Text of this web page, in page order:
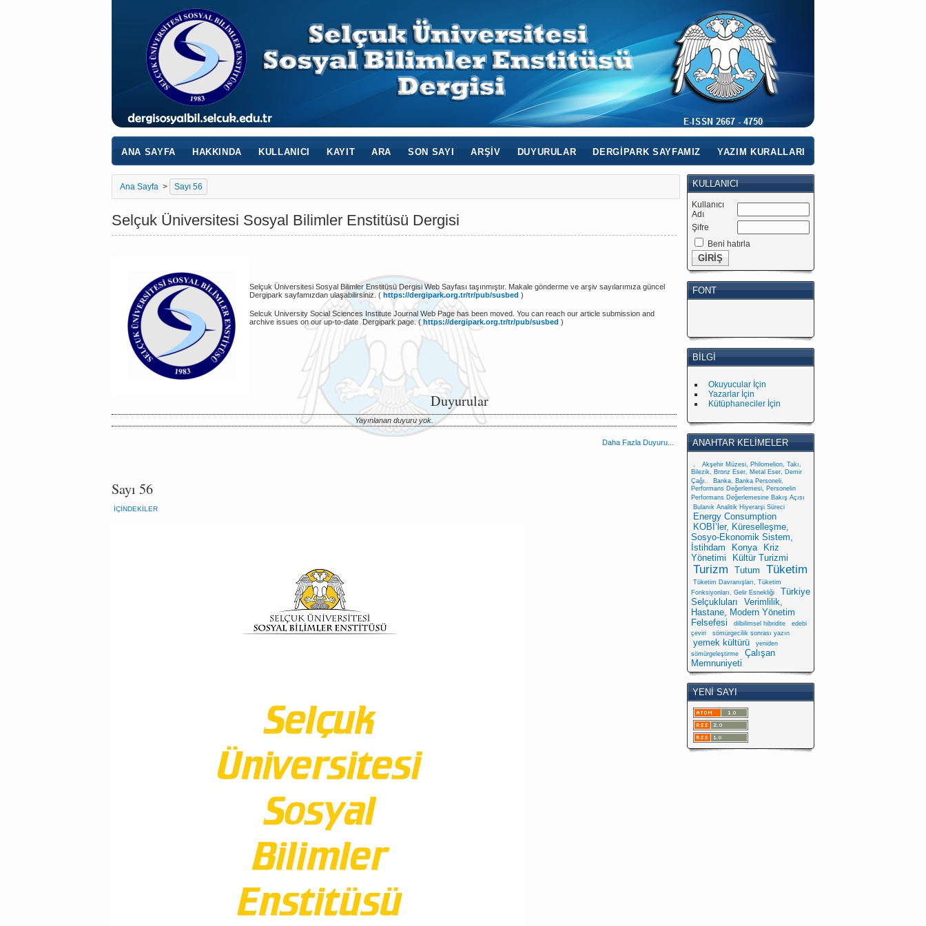
KULLANICI
Kullanıcı
Adı
Şifre
Beni hatırla
FONT
BILGI
Okuyucular İçin
Yazarlar İçin
Kütüphaneciler İçin
ANAHTAR KELIMELER
.
Akşehir Müzesi, Philomelion, Takı,
Bilezik, Bronz Eser, Metal Eser, Demir
Çağı.
Banka, Banka Personeli,
Performans Değerlemesi, Personelin
Performans Değerlemesine Bakış Açısı
Bulanık Analitik Hiyerarşi Süreci
Energy Consumption
KOBİ’ler, Küreselleşme,
Sosyo-Ekonomik Sistem,
İstihdam
Konya
Kriz
Yönetimi
Kültür Turizmi
Turizm Tutum Tüketim
Tüketim Davranışları, Tüketim
Fonksiyonları, Gelir Esnekliği
Türkiye
Selçukluları
Verimlilik,
Hastane, Modern Yönetim
Felsefesi
dilbilimsel hibridite
edebi
çeviri
sömürgecilik sonrası yazın
yemek kültürü
yeniden
sömürgeleştirme
Çalışan
Memnuniyeti
YENI SAYI
ANA SAYFA HAKKINDA KULLANICI KAYIT ARA SON SAYI ARŞIV DUYURULAR DERGIPARK SAYFAMIZ YAZIM KURALLARI
Ana Sayfa > Sayı 56
Selçuk Üniversitesi Sosyal Bilimler Enstitüsü Dergisi
Selçuk Üniversitesi Sosyal Bilimler Enstitüsü Dergisi Web Sayfası taşınmıştır. Makale gönderme ve arşiv sayılarımıza güncel
Dergipark sayfamızdan ulaşabilirsiniz. ( https://dergipark.org.tr/tr/pub/susbed )
Selcuk University Social Sciences Institute Journal Web Page has been moved. You can reach our article submission and
archive issues on our up-to-date Dergipark page. ( https://dergipark.org.tr/tr/pub/susbed )
Duyurular
Yayınlanan duyuru yok.
Daha Fazla Duyuru...
Sayı 56
İÇINDEKILER